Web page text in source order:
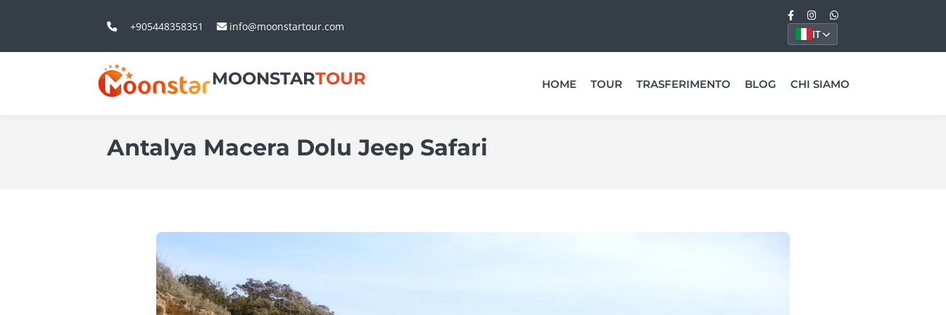
+905448358351 info@moonstartour.com
IT
MOONSTARTOUR HOME TOUR TRASFERIMENTO BLOG CHI SIAMO
Antalya Macera Dolu Jeep Safari